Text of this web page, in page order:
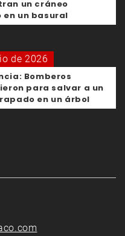
un cráneo
en un basural
de 2026
Bomberos
para salvar a un
en un árbol